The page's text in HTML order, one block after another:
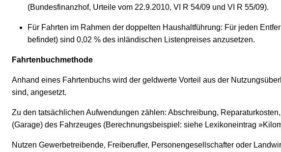
(Bundesfinanzhof, Urteile vom 22.9.2010, VI R 54/09 und VI R 55/09).
Für Fahrten im Rahmen der doppelten Haushaltführung: Für jeden
befindet) sind 0,02 % des inländischen Listenpreises anzusetzen.
Fahrtenbuchmethode
Anhand eines Fahrtenbuchs wird der geldwerte Vorteil aus der
sind, angesetzt.
Zu den tatsächlichen Aufwendungen zählen: Abschreibung,
(Garage) des Fahrzeuges (Berechnungsbeispiel: siehe Lexikoneintrag
Nutzen Gewerbetreibende, Freiberufler, Personengesellschafter oder